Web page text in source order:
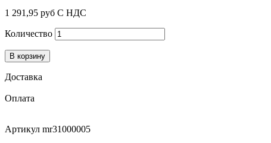
1 291,95 руб С НДС
Количество
В корзину
Доставка
Оплата
Артикул mr31000005